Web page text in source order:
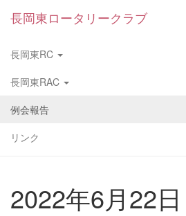
長岡東ロータリークラブ
長岡東RC
長岡東RAC
例会報告
リンク
2022年6月22